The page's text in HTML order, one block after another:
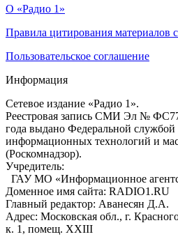
О «Радио 1»
Правила цитирования материалов
Пользовательское соглашение
Информация
Сетевое издание «Радио 1».
Реестровая запись СМИ Эл №
года выдано Федеральной службой
информационных технологий и
(Роскомнадзор).
Учредитель:
ГАУ МО «Информационное
Доменное имя сайта: RADIO1.RU
Главный редактор: Аванесян Д.А.
Адрес: Московская обл., г.
к. 1, помещ. XXIII